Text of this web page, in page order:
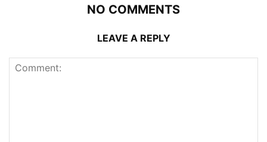
NO COMMENTS
LEAVE A REPLY